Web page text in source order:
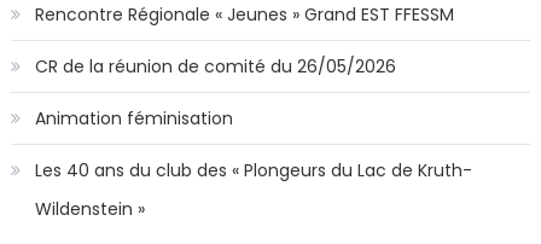
Rencontre Régionale « Jeunes » Grand EST FFESSM
CR de la réunion de comité du 26/05/2026
Animation féminisation
Les 40 ans du club des « Plongeurs du Lac de Kruth-
Wildenstein »